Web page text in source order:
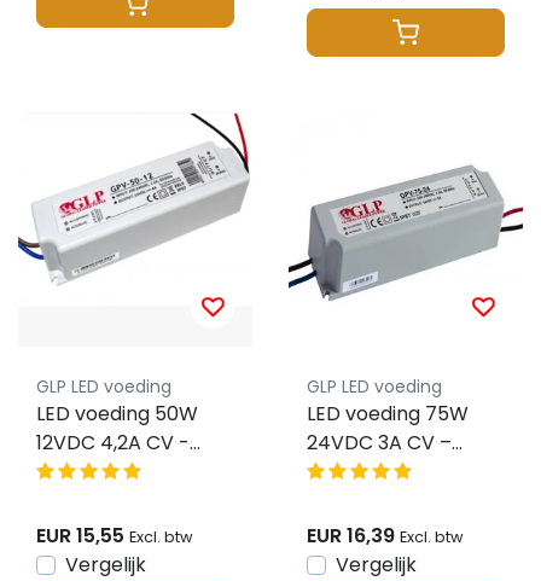
GLP LED voeding
LED voeding 50W
12VDC 4,2A CV -
Waterdicht IP67 -
EUR 15,55 Excl. btw
Vergelijk
GLP LED voeding
LED voeding 75W
24VDC 3A CV –
Waterdicht IP67 –
EUR 16,39 Excl. btw
Vergelijk